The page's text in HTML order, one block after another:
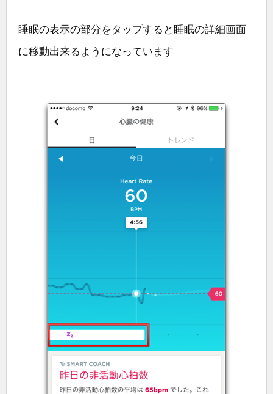
睡眠の表示の部分をタップすると睡眠の詳細画面
に移動出来るようになっています